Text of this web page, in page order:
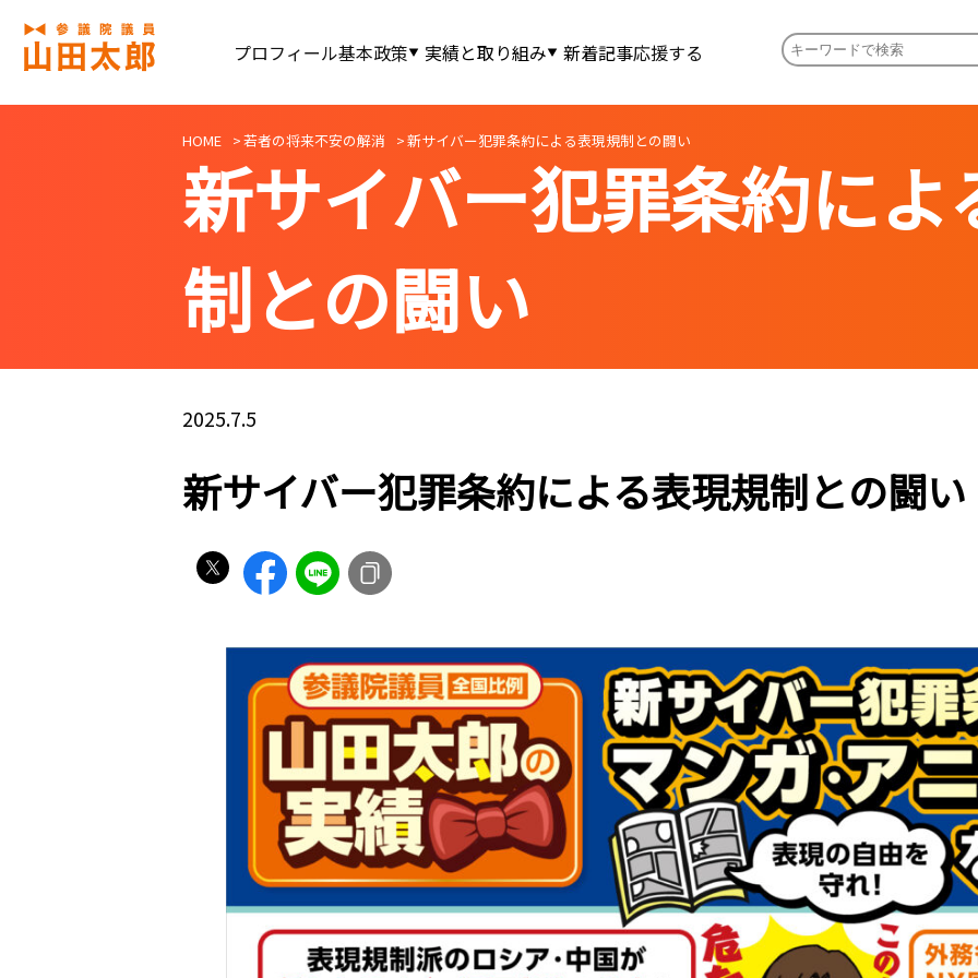
プロフィール基本政策 実績と取り組み 新着記事応援する
HOME 若者の将来不安の解消 新サイバー犯罪条約による表現規制との闘い
新サイバー犯罪条約によ
制との闘い
2025.7.5
新サイバー犯罪条約による表現規制との闘い